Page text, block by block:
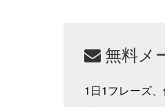
無料メ
1日1フレーズ